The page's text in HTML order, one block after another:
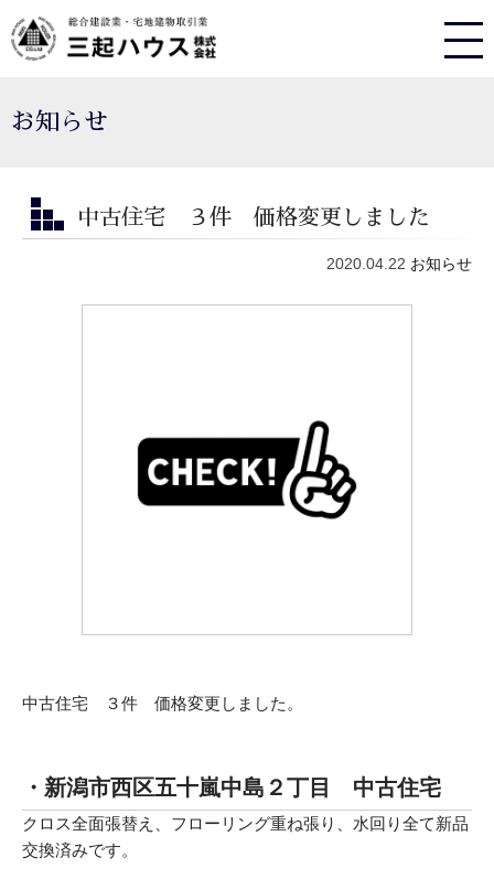
お知らせ
中古住宅 ３件 価格変更しました
2020.04.22 お知らせ
中古住宅 ３件 価格変更しました。
・新潟市西区五十嵐中島２丁目 中古住宅
クロス全面張替え、フローリング重ね張り、水回り全て新品
交換済みです。